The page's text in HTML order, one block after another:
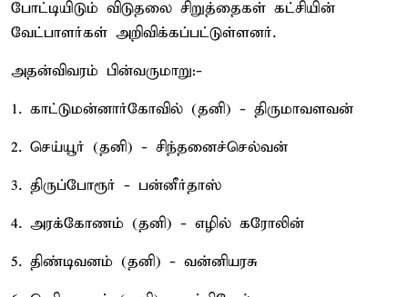
போட்டியிடும் விடுதலை சிறுத்தைகள் கட்சியின்
வேட்பாளர்கள் அறிவிக்கப்பட்டுள்ளனர்.
அதன்விவரம் பின்வருமாறு:-
1. காட்டுமன்னார்கோவில் (தனி) - திருமாவளவன்
2. செய்யூர் (தனி) - சிந்தனைச்செல்வன்
3. திருப்போரூர் - பன்னீர்தாஸ்
4. அரக்கோணம் (தனி) - எழில் கரோலின்
5. திண்டிவனம் (தனி) - வன்னியரசு